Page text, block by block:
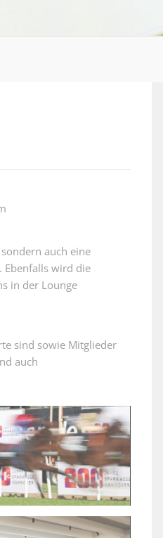
auch eine
Ebenfalls wird die
in der Lounge
sind sowie Mitglieder
auch